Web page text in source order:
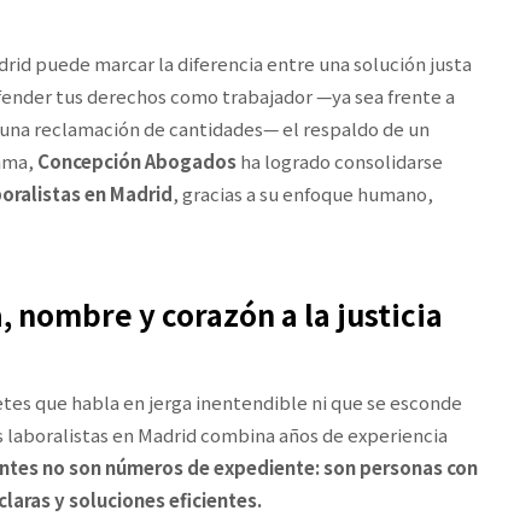
puede marcar la diferencia entre una solución justa
tus derechos como trabajador —ya sea frente a
reclamación de cantidades— el respaldo de un
Concepción Abogadosha logrado consolidarse
en Madrid, gracias a su enfoque humano,
nombre y corazón a la justicia
que habla en jerga inentendible ni que se esconde
en Madrid combina años de experiencia
no son números de expediente: son personas con
y soluciones eficientes.